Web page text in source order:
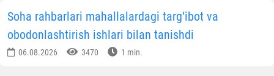
Soha rahbarlari mahallalardagi targ‘ibot va
obodonlashtirish ishlari bilan tanishdi
06.08.2026 3470 1 min.